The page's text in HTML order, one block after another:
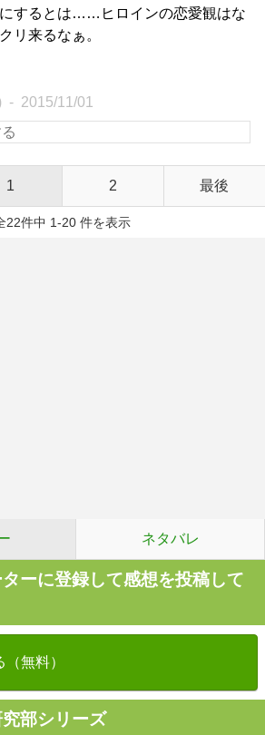
するとは……ヒロインの恋愛観はな
リ来るなぁ。
2015/11/01
1 2 最後
22件中 1-20 件を表示
ネタバレ
ーに登録して感想を投稿して
無料）
部シリーズ